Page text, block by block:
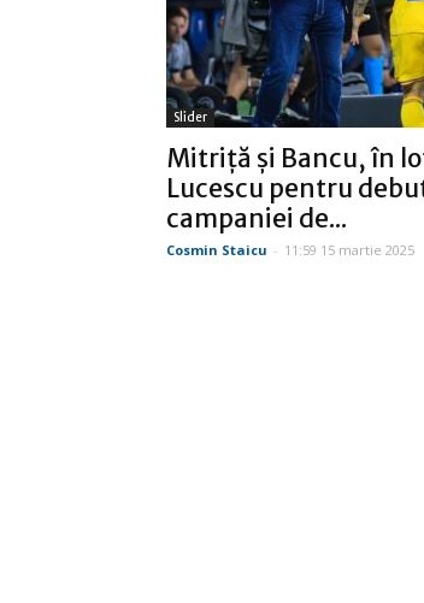
Slider
Mitriţă şi Bancu, în
Lucescu pentru
campaniei de...
Cosmin Staicu - 11:59 15 martie 2025